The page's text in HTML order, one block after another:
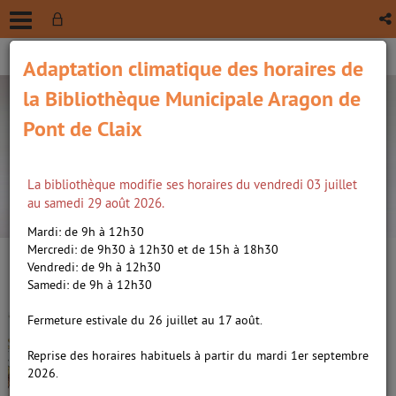
recherche avancée
Irena 03
Varso-vie /Morvan, Jean-David
Adaptation climatique des horaires de
la Bibliothèque Municipale Aragon de
Pont de Claix
La bibliothèque modifie ses horaires du vendredi 03 juillet
au samedi 29 août 2026.
Mardi: de 9h à 12h30
Mercredi: de 9h30 à 12h30 et de 15h à 18h30
Vendredi: de 9h à 12h30
Samedi: de 9h à 12h30
Fermeture estivale du 26 juillet au 17 août.
Reprise des horaires habituels à partir du mardi 1er septembre
2026.